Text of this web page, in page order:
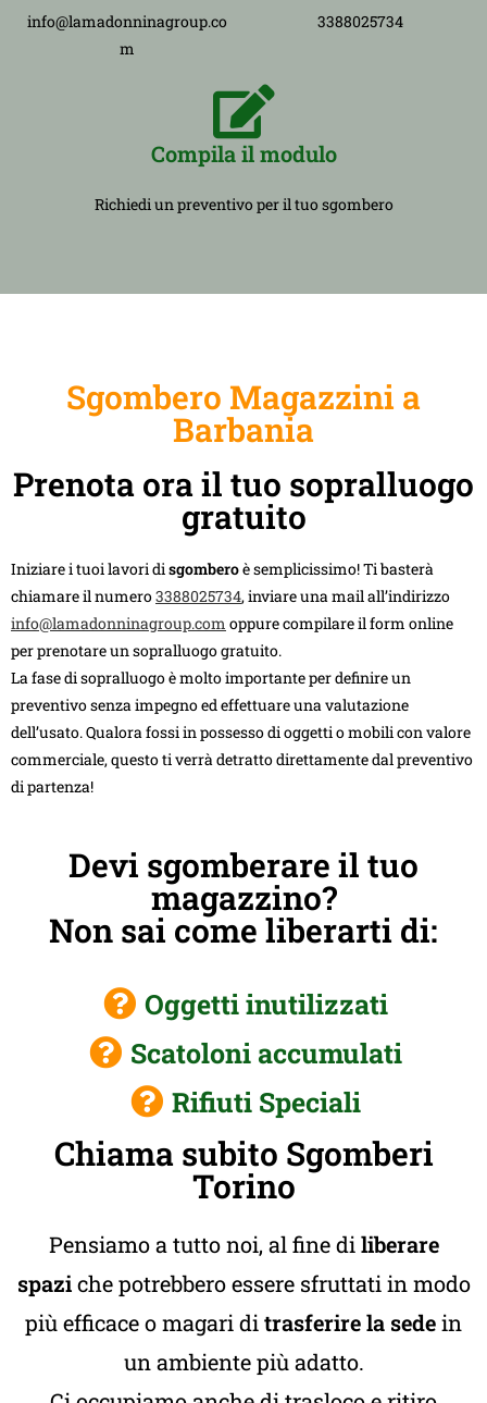
info@lamadonninagroup.co
m
3388025734
Compila il modulo
Richiedi un preventivo per il tuo sgombero
Sgombero Magazzini a
Barbania
Prenota ora il tuo sopralluogo
gratuito
Iniziare i tuoi lavori di sgomberoè semplicissimo! Ti basterà
chiamare il numero3388025734, inviare una mail all’indirizzo
info@lamadonninagroup.com oppure compilare il form online
per prenotare un sopralluogo gratuito.
La fase di sopralluogo è molto importante per definire un
preventivo senza impegno ed effettuare una valutazione
dell’usato. Qualora fossi in possesso di oggetti o mobili con valore
commerciale, questo ti verrà detratto direttamente dal preventivo
di partenza!
Devi sgomberare il tuo
magazzino?
Non sai come liberarti di:
Oggetti inutilizzati
Scatoloni accumulati
Rifiuti Speciali
Chiama subito Sgomberi
Torino
Pensiamo a tutto noi, al fine diliberare
spaziche potrebbero essere sfruttati in modo
più efficace o magari ditrasferire la sedein
un ambiente più adatto.